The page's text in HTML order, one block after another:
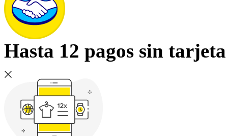
Hasta 12 pagos sin tarjeta